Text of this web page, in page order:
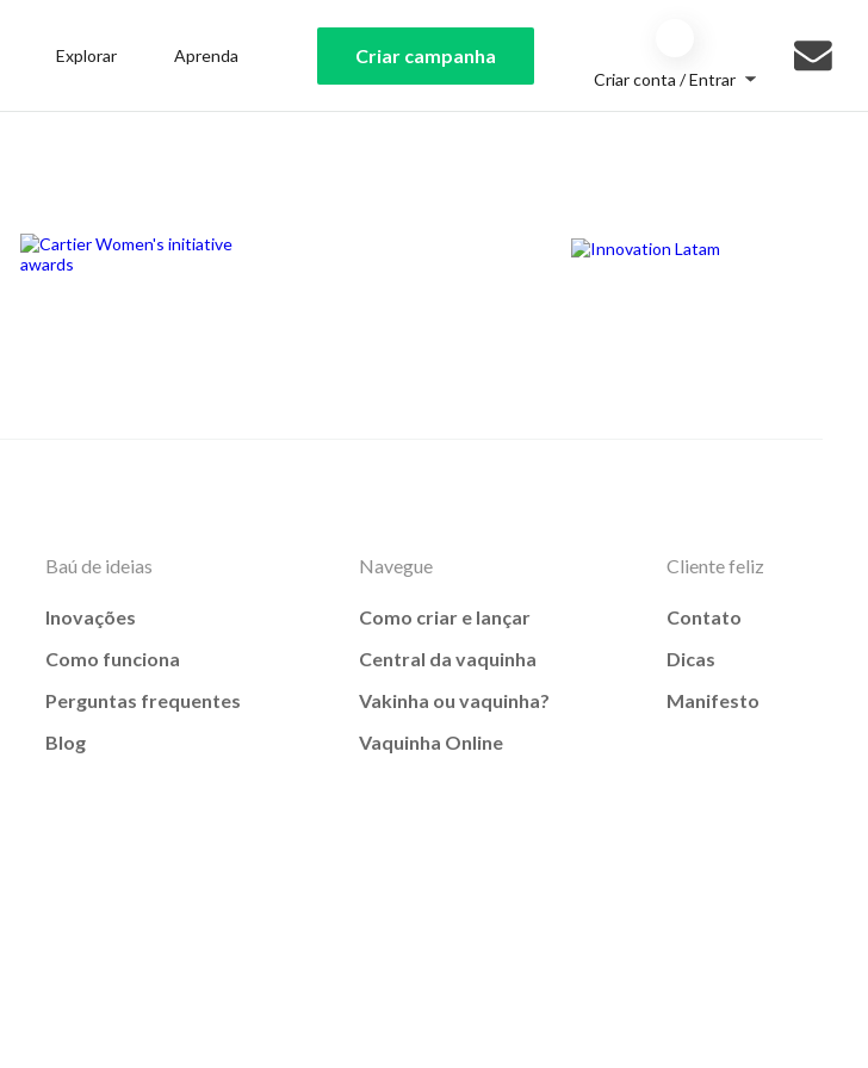
Explorar Aprenda Criar campanha
Criar conta / Entrar
Baú de ideias
Inovações
Como funciona
Perguntas frequentes
Blog
Navegue
Como criar e lançar
Central da vaquinha
Vakinha ou vaquinha?
Vaquinha Online
Cliente feliz
Contato
Dicas
Manifesto